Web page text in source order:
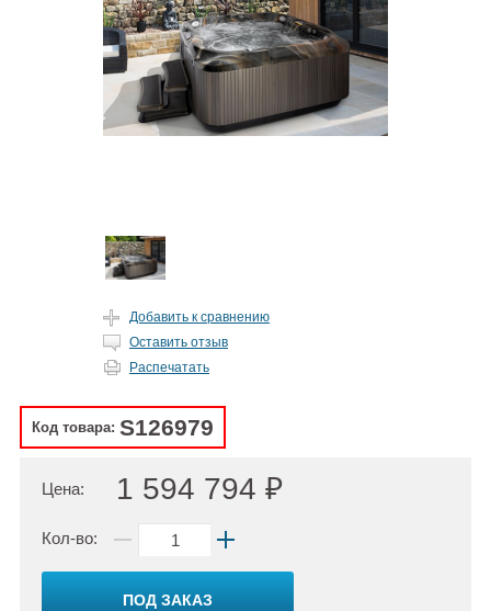
Добавить к сравнению
Оставить отзыв
Распечатать
Код товара: S126979
Цена: 1 594 794 ₽
Кол-во:
ПОД ЗАКАЗ